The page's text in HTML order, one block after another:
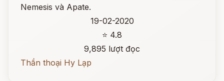
Nemesis và Apate.
19-02-2020
⭐ 4.8
9,895 lượt đọc
Thần thoại Hy Lạp